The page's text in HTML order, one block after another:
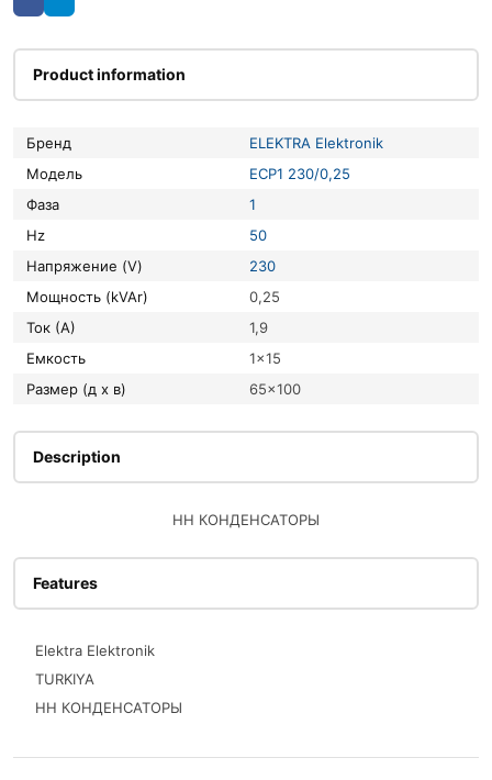
Product information
Бренд
ELEKTRA Elektronik
Модель
ECP1 230/0,25
Фаза
1
Hz
50
Напряжение (V)
230
Мощность (kVAr)
0,25
Ток (А)
1,9
Емкость
1×15
Размер (д х в)
65×100
Description
НН КОНДЕНСАТОРЫ
Features
Elektra Elektronik
TURKIYA
НН КОНДЕНСАТОРЫ